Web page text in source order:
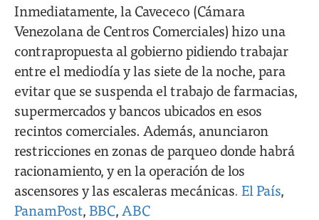
Inmediatamente, la Cavececo (Cámara
Venezolana de Centros Comerciales) hizo una
contrapropuesta al gobierno pidiendo trabajar
entre el mediodía y las siete de la noche, para
evitar que se suspenda el trabajo de farmacias,
supermercados y bancos ubicados en esos
recintos comerciales. Además, anunciaron
restricciones en zonas de parqueo donde habrá
racionamiento, y en la operación de los
ascensores y las escaleras mecánicas. El País,
PanamPost, BBC, ABC